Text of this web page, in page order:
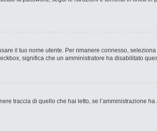
il tuo nome utente. Per rimanere connesso,
significa che un amministratore ha disabilitato
traccia di quello che hai letto, se l’amministrazione